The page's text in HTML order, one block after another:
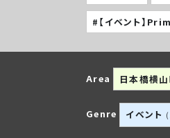
#【イベント】
Area 日本橋横
Genre イベント